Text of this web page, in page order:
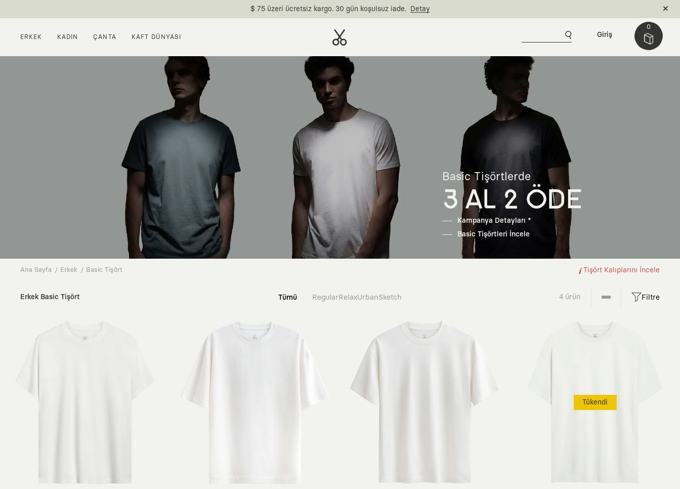
$ 75 üzeri ücretsiz kargo. 30 gün koşulsuz iade. Detay
ERKEK KADIN ÇANTA KAFT DÜNYASI
0
Giriş
Basic Tişörtlerde
3 AL 2 ÖDE
Kampanya Detayları *
Basic Tişörtleri İncele
Ana Sayfa Erkek Basic Tişört Tişört Kalıplarını İncele
Erkek Basic Tişört Tümü RegularRelaxUrbanSketch 4 ürün Filtre
Tükendi